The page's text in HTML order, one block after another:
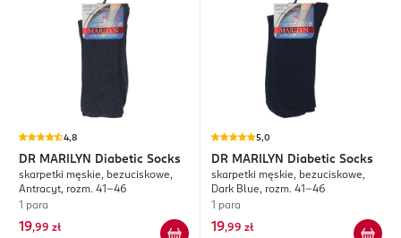
4,8
DR MARILYN Diabetic Socks
skarpetki męskie, bezuciskowe,
Antracyt, rozm. 41-46
1 para
19,99 zł
5,0
DR MARILYN Diabetic Socks
skarpetki męskie, bezuciskowe,
Dark Blue, rozm. 41-46
1 para
19,99 zł